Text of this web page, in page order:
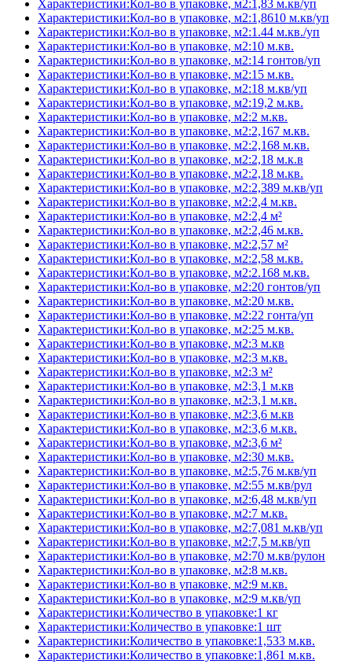
Характеристики:Кол-во в упаковке, м2:1,83 м.кв/уп
Характеристики:Кол-во в упаковке, м2:1,8610 м.кв/уп
Характеристики:Кол-во в упаковке, м2:1.44 м.кв./уп
Характеристики:Кол-во в упаковке, м2:10 м.кв.
Характеристики:Кол-во в упаковке, м2:14 гонтов/уп
Характеристики:Кол-во в упаковке, м2:15 м.кв.
Характеристики:Кол-во в упаковке, м2:18 м.кв/уп
Характеристики:Кол-во в упаковке, м2:19,2 м.кв.
Характеристики:Кол-во в упаковке, м2:2 м.кв.
Характеристики:Кол-во в упаковке, м2:2,167 м.кв.
Характеристики:Кол-во в упаковке, м2:2,168 м.кв.
Характеристики:Кол-во в упаковке, м2:2,18 м.к.в
Характеристики:Кол-во в упаковке, м2:2,18 м.кв.
Характеристики:Кол-во в упаковке, м2:2,389 м.кв/уп
Характеристики:Кол-во в упаковке, м2:2,4 м.кв.
Характеристики:Кол-во в упаковке, м2:2,4 м²
Характеристики:Кол-во в упаковке, м2:2,46 м.кв.
Характеристики:Кол-во в упаковке, м2:2,57 м²
Характеристики:Кол-во в упаковке, м2:2,58 м.кв.
Характеристики:Кол-во в упаковке, м2:2.168 м.кв.
Характеристики:Кол-во в упаковке, м2:20 гонтов/уп
Характеристики:Кол-во в упаковке, м2:20 м.кв.
Характеристики:Кол-во в упаковке, м2:22 гонта/уп
Характеристики:Кол-во в упаковке, м2:25 м.кв.
Характеристики:Кол-во в упаковке, м2:3 м.кв
Характеристики:Кол-во в упаковке, м2:3 м.кв.
Характеристики:Кол-во в упаковке, м2:3 м²
Характеристики:Кол-во в упаковке, м2:3,1 м.кв
Характеристики:Кол-во в упаковке, м2:3,1 м.кв.
Характеристики:Кол-во в упаковке, м2:3,6 м.кв
Характеристики:Кол-во в упаковке, м2:3,6 м.кв.
Характеристики:Кол-во в упаковке, м2:3,6 м²
Характеристики:Кол-во в упаковке, м2:30 м.кв.
Характеристики:Кол-во в упаковке, м2:5,76 м.кв/уп
Характеристики:Кол-во в упаковке, м2:55 м.кв/рул
Характеристики:Кол-во в упаковке, м2:6,48 м.кв/уп
Характеристики:Кол-во в упаковке, м2:7 м.кв.
Характеристики:Кол-во в упаковке, м2:7,081 м.кв/уп
Характеристики:Кол-во в упаковке, м2:7,5 м.кв/уп
Характеристики:Кол-во в упаковке, м2:70 м.кв/рулон
Характеристики:Кол-во в упаковке, м2:8 м.кв.
Характеристики:Кол-во в упаковке, м2:9 м.кв.
Характеристики:Кол-во в упаковке, м2:9 м.кв/уп
Характеристики:Количество в упаковке:1 кг
Характеристики:Количество в упаковке:1 шт
Характеристики:Количество в упаковке:1,533 м.кв.
Характеристики:Количество в упаковке:1,861 м.кв.